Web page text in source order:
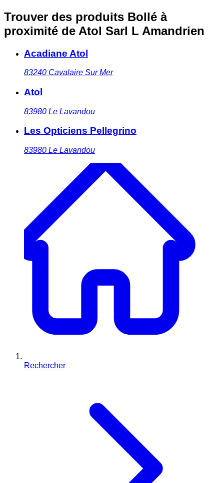
Trouver des produits Bollé à
proximité de Atol Sarl L Amandrien
Acadiane Atol
83240 Cavalaire Sur Mer
Atol
83980 Le Lavandou
Les Opticiens Pellegrino
83980 Le Lavandou
Rechercher